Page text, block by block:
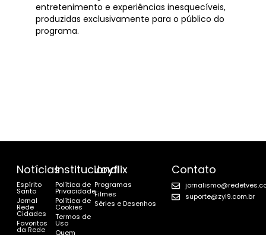
entretenimento e experiências inesquecíveis,
produzidas exclusivamente para o público do
programa.
Notícias
Espírito
Santo
Jornal
Rede
Cidades
Favoritos
da Rede
Institucional
Política de
Privacidade
Política de
Cookies
Termos de
Uso
Quem
Joyflix
Programas
Filmes
Séries e Desenhos
Contato
suporte@zyl9.com.br